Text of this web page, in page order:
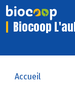
Biocoop
Accueil